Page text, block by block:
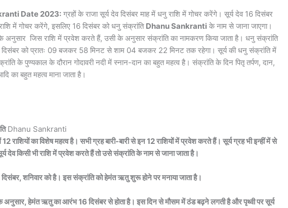
Date 2023: ग्रहों के राजा सूर्य देव दिसंबर माह में धनु राशि में गोचर करेंगे। सूर्य देव 16 दिसंबर
में गोचर करेंगे, इसलिए 16 दिसंबर को धनु संक्रांति Dhanu Sankranti के नाम से जाना जाएगा।
के अनुसार जिस राशि में प्रवेश करते हैं, उसी के अनुसार संक्रांति का नामकरण किया जाता है। धनु संक्रांति
दिसंबर को प्रातः 09 बजकर 58 मिनट से शाम 04 बजकर 22 मिनट तक रहेगा। सूर्य की धनु संक्रांति में
के पुण्यकाल के दौरान गोदावरी नदी में स्नान-दान का बहुत महत्व है। संक्रांति के दिन पितृ तर्पण, दान,
का बहुत महत्व माना जाता है।
Dhanu Sankranti
12 राशियों का विशेष महत्व है। सभी ग्रह बारी-बारी से इन 12 राशियों में प्रवेश करते हैं। सूर्य ग्रह भी इन्हीं में से
देव किसी भी राशि में प्रवेश करते हैं तो उसे संक्रांति के नाम से जाना जाता है।
शनिवार को है। इस संक्रांति को हेमंत ऋतु शुरू होने पर मनाया जाता है।
अनुसार, हेमंत ऋतु का आरंभ 16 दिसंबर से होता है। इस दिन से मौसम में ठंड बढ़ने लगती है और पृथ्वी पर सूर्य